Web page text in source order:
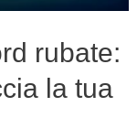
rubate:
la tua